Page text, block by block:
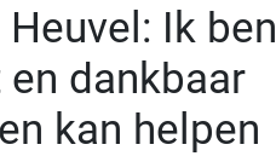
Ik ben
dankbaar
kan helpen